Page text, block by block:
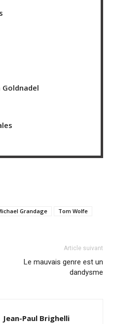
Grandage Tom Wolfe
Article suivant
Le mauvais genre est un
dandysme
Jean-Paul Brighelli